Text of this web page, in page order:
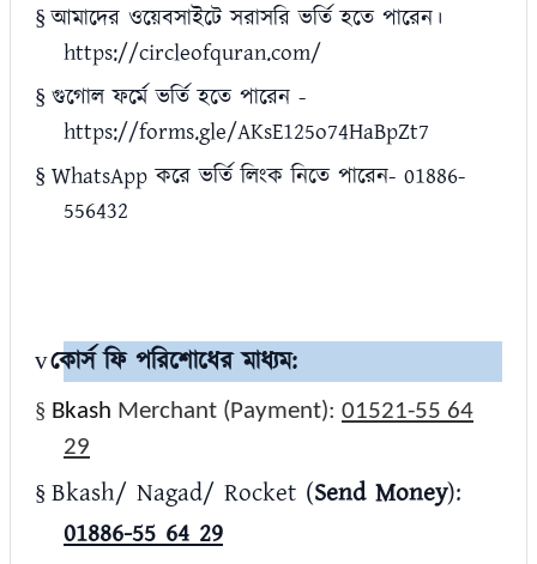
§ আমাদের ওয়েবসাইটে সরাসরি ভর্তি হতে পারেন।
https://circleofquran.com/
§ গুগোল ফর্মে ভর্তি হতে পারেন -
https://forms.gle/AKsE125o74HaBpZt7
§ WhatsAppকরে ভর্তি লিংক নিতে পারেন- 01886-
556432
vকোর্স ফি পরিশোধের মাধ্যম:
§ Bkash Merchant (Payment): 01521-55 64
29
§ Bkash/ Nagad/ Rocket (Send Money):
01886-55 64 29